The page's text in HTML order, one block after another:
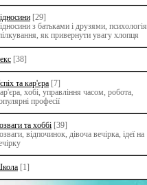
[29]
з батьками i друзями, психологія
як привернути увагу хлопця
[38]
та кар'єра [7]
хобі, управління часом, робота,
професії
та хоббі [39]
відпочинок, дівоча вечірка, ідеї на
[1]